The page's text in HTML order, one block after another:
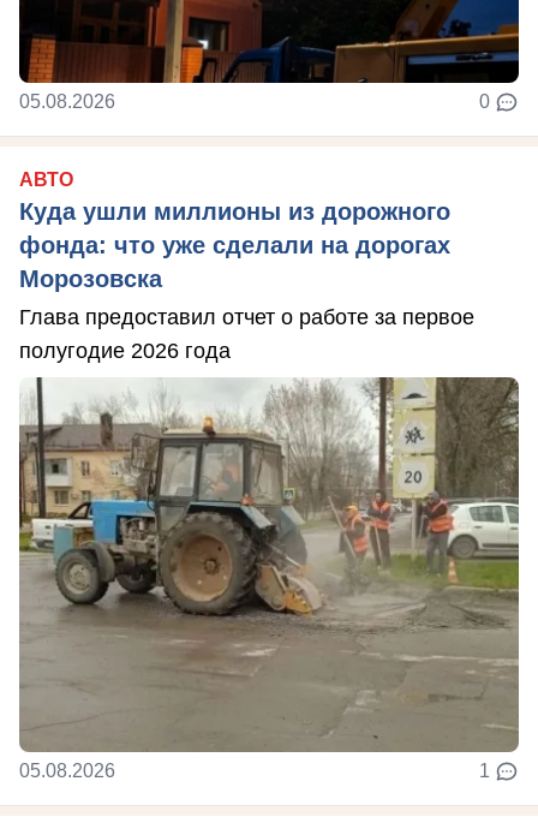
05.08.2026 0
АВТО
Куда ушли миллионы из дорожного
фонда: что уже сделали на дорогах
Морозовска
Глава предоставил отчет о работе за первое
полугодие 2026 года
05.08.2026 1